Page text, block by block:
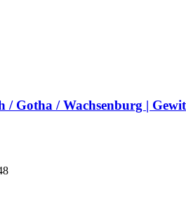
/ Gotha / Wachsenburg |